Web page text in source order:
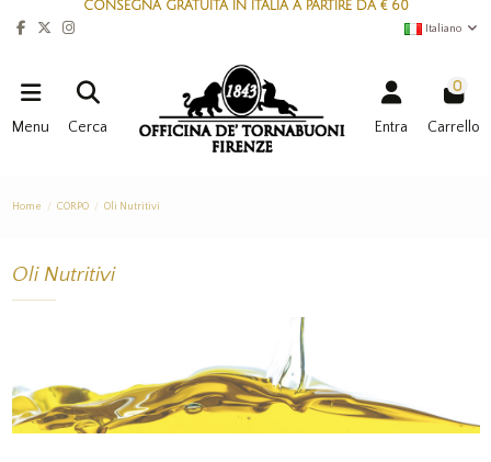
CONSEGNA GRATUITA IN ITALIA A PARTIRE DA € 60
Italiano
Menu Cerca Entra
0
Carrello
Home CORPO Oli Nutritivi
Oli Nutritivi